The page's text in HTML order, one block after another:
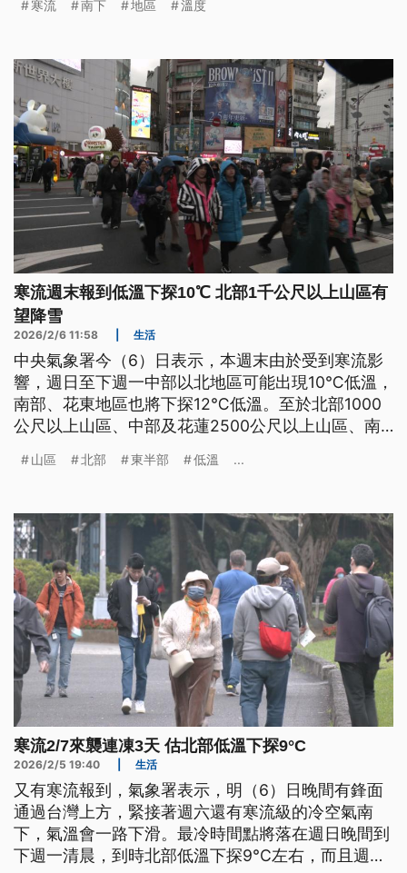
布，將依下雪雪線位置、範圍及車流情況，彈性實施
寒流 南下 地區 溫度
寒流週末報到低溫下探10℃ 北部1千公尺以上山區有
望降雪
2026/2/6 11:58 生活
中央氣象署今（6）日表示，本週末由於受到寒流影
響，週日至下週一中部以北地區可能出現10℃低溫，
南部、花東地區也將下探12℃低溫。至於北部1000
公尺以上山區、中部及花蓮2500公尺以上山區、南
皆有降雪可能。
山區 北部 東半部 低溫 ...
寒流2/7來襲連凍3天 估北部低溫下探9°C
2026/2/5 19:40 生活
又有寒流報到，氣象署表示，明（6）日晚間有鋒面
通過台灣上方，緊接著週六還有寒流級的冷空氣南
下，氣溫會一路下滑。最冷時間點將落在週日晚間到
下週一清晨，到時北部低溫下探9°C左右，而且週末